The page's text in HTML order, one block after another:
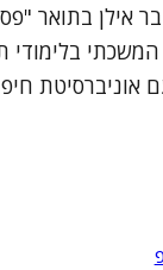
אילן בתואר
המשכתי בלימודי
אוניברסיטת